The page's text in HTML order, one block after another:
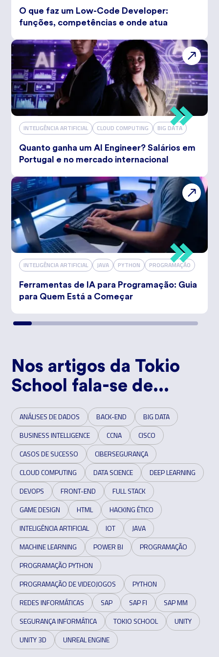
O que faz um Low-Code Developer:
funções, competências e onde atua
INTELIGÊNCIA ARTIFICIAL CLOUD COMPUTING BIG DATA
Quanto ganha um AI Engineer? Salários em
Portugal e no mercado internacional
INTELIGÊNCIA ARTIFICIAL JAVA PYTHON PROGRAMAÇÃO
Ferramentas de IA para Programação: Guia
para Quem Está a Começar
Nos artigos da Tokio
School fala-se de...
ANÁLISES DE DADOS BACK-END
BIG DATA
BUSINESS INTELLIGENCE
CCNA
CISCO
CASOS DE SUCESSO
CIBERSEGURANÇA
CLOUD COMPUTING
DATA SCIENCE
DEEP LEARNING
DEVOPS
FRONT-END
FULL STACK
GAME DESIGN
HTML
HACKING ÉTICO
INTELIGÊNCIA ARTIFICIAL
IOT
JAVA
MACHINE LEARNING
POWER BI
PROGRAMAÇÃO
PROGRAMAÇÃO PYTHON
PROGRAMAÇÃO DE VIDEOJOGOS
PYTHON
REDES INFORMÁTICAS
SAP SAP FI
SAP MM
SEGURANÇA INFORMÁTICA
TOKIO SCHOOL
UNITY
UNITY 3D
UNREAL ENGINE